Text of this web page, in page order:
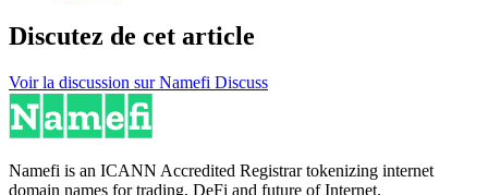
Discutez de cet article
Voir la discussion sur Namefi Discuss
Namefi is an ICANN Accredited Registrar tokenizing internet
domain names for trading, DeFi and future of Internet.